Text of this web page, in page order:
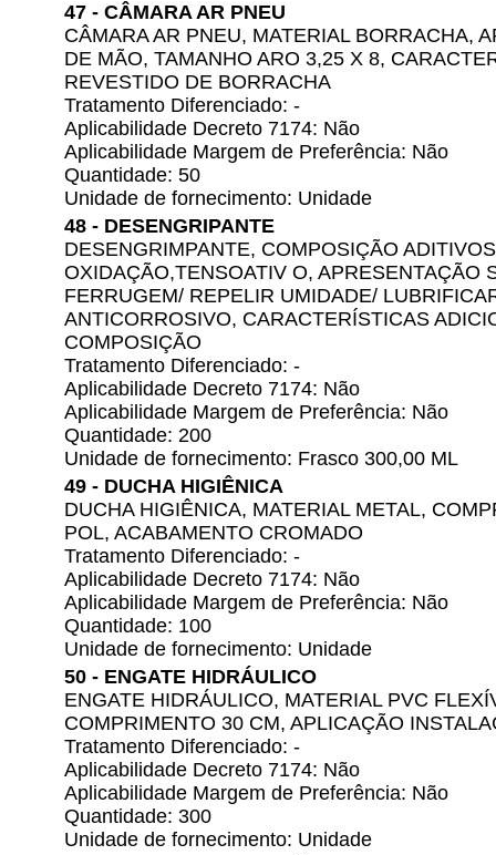
47 - CÂMARA AR PNEU
CÂMARA AR PNEU, MATERIAL BORRACHA,
DE MÃO, TAMANHO ARO 3,25 X 8,
REVESTIDO DE BORRACHA
Tratamento Diferenciado: -
Aplicabilidade Decreto 7174: Não
Aplicabilidade Margem de Preferência: Não
Quantidade: 50
Unidade de fornecimento: Unidade
48 - DESENGRIPANTE
DESENGRIMPANTE, COMPOSIÇÃO
OXIDAÇÃO,TENSOATIV O, APRESENTAÇÃO
FERRUGEM/ REPELIR UMIDADE/
ANTICORROSIVO, CARACTERÍSTICAS
COMPOSIÇÃO
Tratamento Diferenciado: -
Aplicabilidade Decreto 7174: Não
Aplicabilidade Margem de Preferência: Não
Quantidade: 200
Unidade de fornecimento: Frasco 300,00 ML
49 - DUCHA HIGIÊNICA
DUCHA HIGIÊNICA, MATERIAL METAL,
POL, ACABAMENTO CROMADO
Tratamento Diferenciado: -
Aplicabilidade Decreto 7174: Não
Aplicabilidade Margem de Preferência: Não
Quantidade: 100
Unidade de fornecimento: Unidade
50 - ENGATE HIDRÁULICO
ENGATE HIDRÁULICO, MATERIAL PVC
COMPRIMENTO 30 CM, APLICAÇÃO
Tratamento Diferenciado: -
Aplicabilidade Decreto 7174: Não
Aplicabilidade Margem de Preferência: Não
Quantidade: 300
Unidade de fornecimento: Unidade